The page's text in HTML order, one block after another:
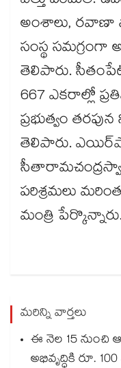
అంశాలు, రవాణా
సంస్థ
తెలిపారు.
667 ఎకరాల్లో
ప్రభుత్వం
తెలిపారు.
పరిశ్రమలు
మంత్రి
మరిన్ని వార్తలు
ఈ నెల 15 నుంచి
అభివృద్ధికి రూ. 100